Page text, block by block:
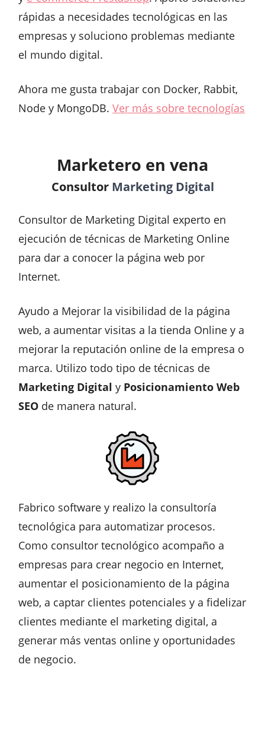
rápidas a necesidades tecnológicas en las
empresas y soluciono problemas mediante
el mundo digital.
Ahora me gusta trabajar con Docker, Rabbit,
Node y MongoDB.Ver más sobre tecnologías
Marketero en vena
Consultor Marketing Digital
Consultor de Marketing Digital experto en
ejecución de técnicas de Marketing Online
para dar a conocer la página web por
Internet.
Ayudo a Mejorar la visibilidad de la página
web, a aumentar visitas a la tienda Online y a
mejorar la reputación online de la empresa o
marca. Utilizo todo tipo de técnicas de
Marketing Digital y Posicionamiento Web
SEO de manera natural.
Fabrico software y realizo la consultoría
tecnológica para automatizar procesos.
Como consultor tecnológico acompaño a
empresas para crear negocio en Internet,
aumentar el posicionamiento de la página
web, a captar clientes potenciales y a fidelizar
clientes mediante el marketing digital, a
generar más ventas online y oportunidades
de negocio.